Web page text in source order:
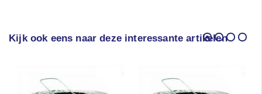
Kijk ook eens naar deze interessante artikelen